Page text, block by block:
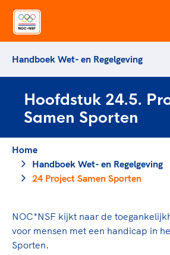
Over NOC*NSF
Sportagenda 2032
Leden
Algemene Vergadering
Raad van Toezicht en Bestuur
Merkbescherming NOC*NSF
Onze partners
Geven aan Sport
Sportdeelname
Bonden en professionals in de sport
Beleidsmedewerkers
Clubbestuurders
Trainer-coaches
Officials
Topsport
Atletencommissie
Paralympische Talentdag
Pers
Handboek Wet- en Regelgeving
Hoofdstuk 24.5.
Samen Sporten
Home
Handboek Wet- en Regelgeving
24 Project Samen Sporten
NOC*NSF kijkt naar de
voor mensen met een handicap in
Sporten.